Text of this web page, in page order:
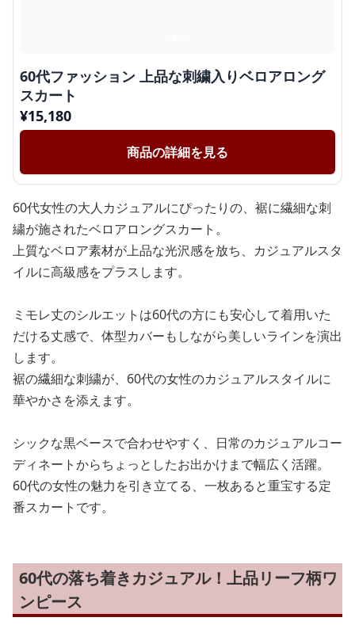
60代ファッション 上品な刺繍入りベロアロング
スカート
¥15,180
商品の詳細を見る
60代女性の大人カジュアルにぴったりの、裾に繊細な刺
繍が施されたベロアロングスカート。
上質なベロア素材が上品な光沢感を放ち、カジュアルスタ
イルに高級感をプラスします。
ミモレ丈のシルエットは60代の方にも安心して着用いた
だける丈感で、体型カバーもしながら美しいラインを演出
します。
裾の繊細な刺繍が、60代の女性のカジュアルスタイルに
華やかさを添えます。
シックな黒ベースで合わせやすく、日常のカジュアルコー
ディネートからちょっとしたお出かけまで幅広く活躍。
60代の女性の魅力を引き立てる、一枚あると重宝する定
番スカートです。
60代の落ち着きカジュアル！上品リーフ柄ワ
ンピース